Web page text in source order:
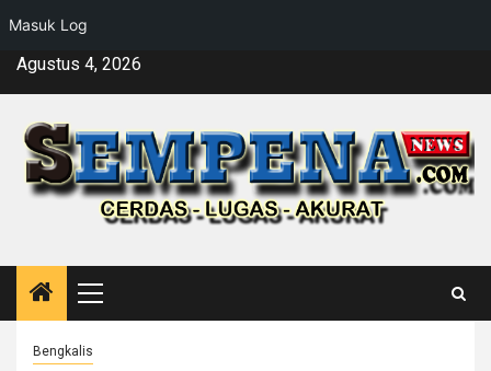
Masuk Log
SkipAgustus 4, 2026
Primary
Menu
Bengkalis